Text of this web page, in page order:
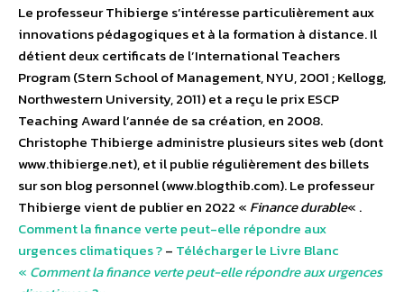
Le professeur Thibierge s’intéresse particulièrement aux
innovations pédagogiques et à la formation à distance. Il
détient deux certificats de l’International Teachers
Program (Stern School of Management, NYU, 2001 ; Kellogg,
Northwestern University, 2011) et a reçu le prix ESCP
Teaching Award l’année de sa création, en 2008.
Christophe Thibierge administre plusieurs sites web (dont
www.thibierge.net), et il publie régulièrement des billets
sur son blog personnel (www.blogthib.com). Le professeur
Thibierge vient de publier en 2022 « Finance durable« .
Comment la finance verte peut-elle répondre aux
urgences climatiques ?– Télécharger le Livre Blanc
« Comment la finance verte peut-elle répondre aux urgences